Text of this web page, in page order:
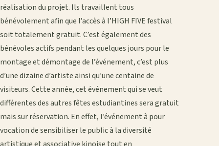
réalisation du projet. Ils travaillent tous
bénévolement afin que l’accès à l’HIGH FIVE festival
soit totalement gratuit. C’est également des
bénévoles actifs pendant les quelques jours pour le
montage et démontage de l’événement, c’est plus
d’une dizaine d’artiste ainsi qu’une centaine de
visiteurs. Cette année, cet événement qui se veut
différentes des autres fêtes estudiantines sera gratuit
mais sur réservation. En effet, l’événement à pour
vocation de sensibiliser le public à la diversité